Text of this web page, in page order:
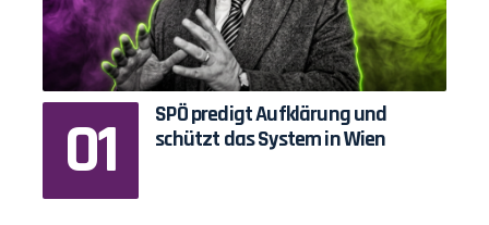
SPÖ predigt Aufklärung und
schützt das System in Wien